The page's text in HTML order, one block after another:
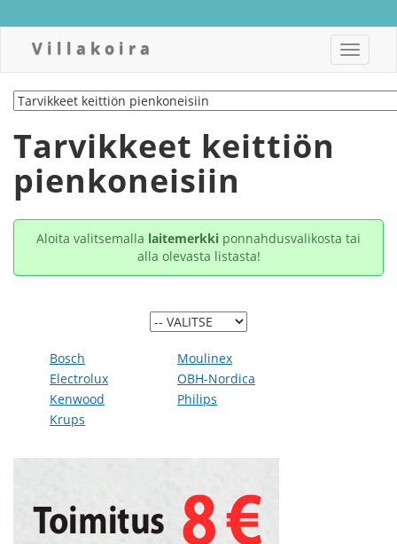
Toggle
Villakoira
Tarvikkeet keittiön
pienkoneisiin
Aloita valitsemalla laitemerkki ponnahdusvalikosta tai
alla olevasta listasta!
Bosch
Electrolux
Kenwood
Krups
Moulinex
OBH-Nordica
Philips